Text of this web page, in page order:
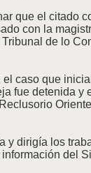
que el citado
con la
de lo
el caso que
fue detenida y
y dirigía los
del